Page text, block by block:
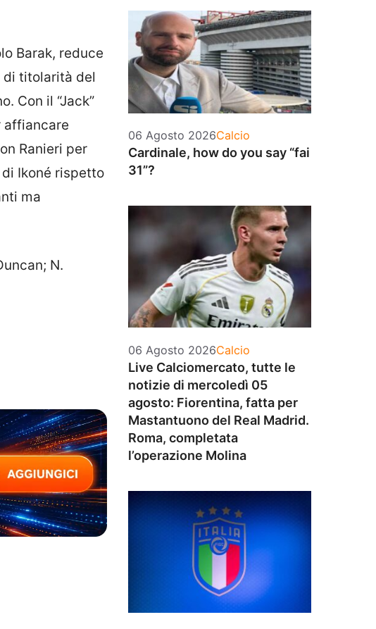
Barak, reduce
di titolarità del
Con il “Jack”
affiancare
Ranieri per
Ikoné rispetto
ma
N.
06 Agosto 2026Categorie
Calcio
Cardinale, how do you say “fai
31”?
06 Agosto 2026Categorie
Calcio
Live Calciomercato, tutte le
notizie di mercoledì 05
agosto: Fiorentina, fatta per
Mastantuono del Real Madrid.
Roma, completata
l’operazione Molina